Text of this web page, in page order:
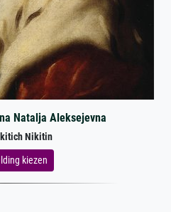
Natalja Aleksejevna
Nikitin
kiezen